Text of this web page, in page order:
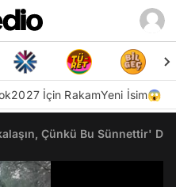
2027 İçin RakamYeni İsim😱
Çünkü Bu Sünnettir'